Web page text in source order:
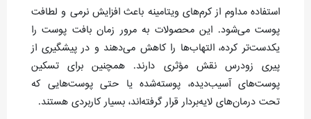
استفاده مداوم از کرم‌های ویتامینه باعث افزایش نرمی و لطافت
پوست می‌شود. این محصولات به مرور زمان بافت پوست را
یکدست‌تر کرده، التهاب‌ها را کاهش می‌دهند و در پیشگیری از
پیری زودرس نقش مؤثری دارند. همچنین برای تسکین
پوست‌های آسیب‌دیده، پوسته‌شده یا حتی پوست‌هایی که
تحت درمان‌های لایه‌بردار قرار گرفته‌اند، بسیار کاربردی هستند.